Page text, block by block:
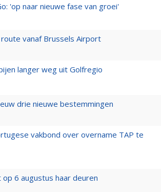
'op naar nieuwe fase van groei'
vanaf Brussels Airport
langer weg uit Golfregio
drie nieuwe bestemmingen
vakbond over overname TAP te
6 augustus haar deuren